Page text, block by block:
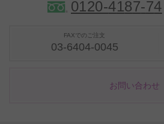
0120-4187-74
FAXでのご注文
03-6404-0045
お問い合わせ